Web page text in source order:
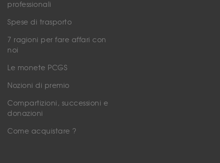
professionali
Spese di trasporto
7 ragioni per fare affari con
noi
Le monete PCGS
Nozioni di premio
Compartizioni, successioni e
donazioni
Come acquistare ?